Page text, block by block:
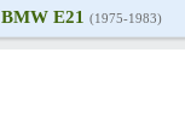
BMW E21 (1975-1983)